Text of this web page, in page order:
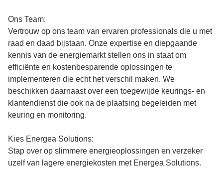
Ons Team:
Vertrouw op ons team van ervaren professionals die u met
raad en daad bijstaan. Onze expertise en diepgaande
kennis van de energiemarkt stellen ons in staat om
efficiënte en kostenbesparende oplossingen te
implementeren die echt het verschil maken. We
beschikken daarnaast over een toegewijde keurings- en
klantendienst die ook na de plaatsing begeleiden met
keuring en monitoring.
Kies Energea Solutions:
Stap over op slimmere energieoplossingen en verzeker
uzelf van lagere energiekosten met Energea Solutions.